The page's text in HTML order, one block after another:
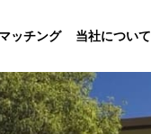
ッチング 当社について